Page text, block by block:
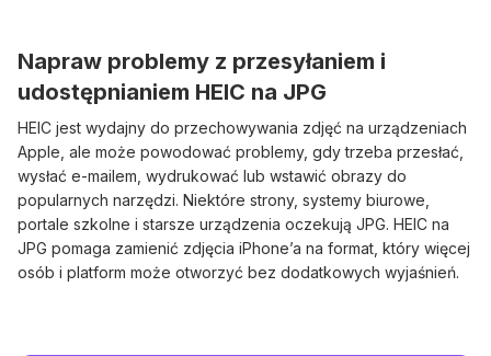
Napraw problemy z przesyłaniem i
udostępnianiem HEIC na JPG
HEIC jest wydajny do przechowywania zdjęć na urządzeniach
Apple, ale może powodować problemy, gdy trzeba przesłać,
wysłać e-mailem, wydrukować lub wstawić obrazy do
popularnych narzędzi. Niektóre strony, systemy biurowe,
portale szkolne i starsze urządzenia oczekują JPG. HEIC na
JPG pomaga zamienić zdjęcia iPhone’a na format, który więcej
osób i platform może otworzyć bez dodatkowych wyjaśnień.